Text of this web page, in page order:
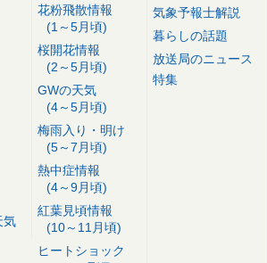
気
花粉飛散情報
(1～5月頃)
桜開花情報
(2～5月頃)
GWの天気
(4～5月頃)
梅雨入り・明け
(5～7月頃)
熱中症情報
(4～9月頃)
紅葉見頃情報
(10～11月頃)
ヒートショック
気象予報士解説
暮らしの話題
放送局のニュース
特集